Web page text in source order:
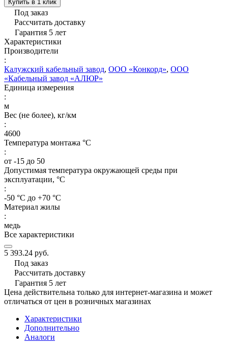
Купить в 1 клик
Под заказ
Рассчитать доставку
Гарантия 5 лет
Характеристики
Производители
:
Калужский кабельный завод, ООО «Конкорд», ООО
«Кабельный завод «АЛЮР»
Единица измерения
:
м
Вес (не более), кг/км
:
4600
Температура монтажа °C
:
от -15 до 50
Допустимая температура окружающей среды при
эксплуатации, °C
:
-50 °С до +70 °С
Материал жилы
:
медь
Все характеристики
5 393.24 руб.
Под заказ
Рассчитать доставку
Гарантия 5 лет
Цена действительна только для интернет-магазина и может
отличаться от цен в розничных магазинах
Характеристики
Дополнительно
Аналоги